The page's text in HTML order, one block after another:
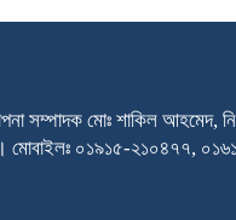
মোঃ শাকিল আহমেদ,
মোবাইলঃ ০১৯১৫-২১০৪৭৭,